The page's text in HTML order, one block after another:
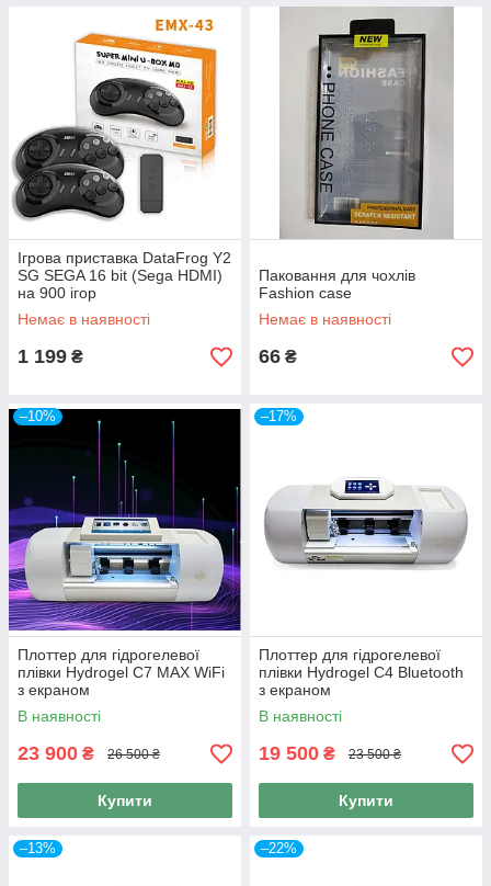
Ігрова приставка DataFrog Y2
SG SEGA 16 bit (Sega HDMI)
на 900 ігор
Немає в наявності
1 199 ₴
Паковання для чохлів
Fashion case
Немає в наявності
66 ₴
–10%
Плоттер для гідрогелевої
плівки Hydrogel C7 MAX WiFi
з екраном
В наявності
23 900 ₴ 26 500 ₴
Купити
–17%
Плоттер для гідрогелевої
плівки Hydrogel C4 Bluetooth
з екраном
В наявності
19 500 ₴ 23 500 ₴
Купити
–13% –22%